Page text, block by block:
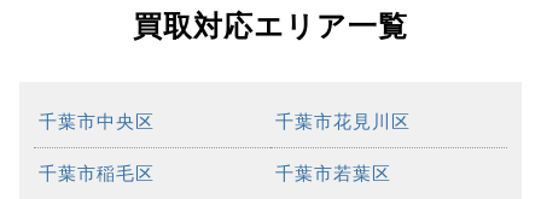
買取対応エリア一覧
千葉市中央区 千葉市花見川区
千葉市稲毛区 千葉市若葉区